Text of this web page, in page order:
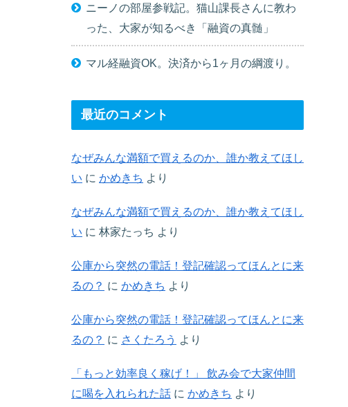
ニーノの部屋参戦記。猫山課長さんに教わ
った、大家が知るべき「融資の真髄」
マル経融資OK。決済から1ヶ月の綱渡り。
最近のコメント
なぜみんな満額で買えるのか、誰か教えてほし
い に かめきち より
なぜみんな満額で買えるのか、誰か教えてほし
い に 林家たっち より
公庫から突然の電話！登記確認ってほんとに来
るの？ に かめきち より
公庫から突然の電話！登記確認ってほんとに来
るの？ に さくたろう より
「もっと効率良く稼げ！」 飲み会で大家仲間
に喝を入れられた話 に かめきち より